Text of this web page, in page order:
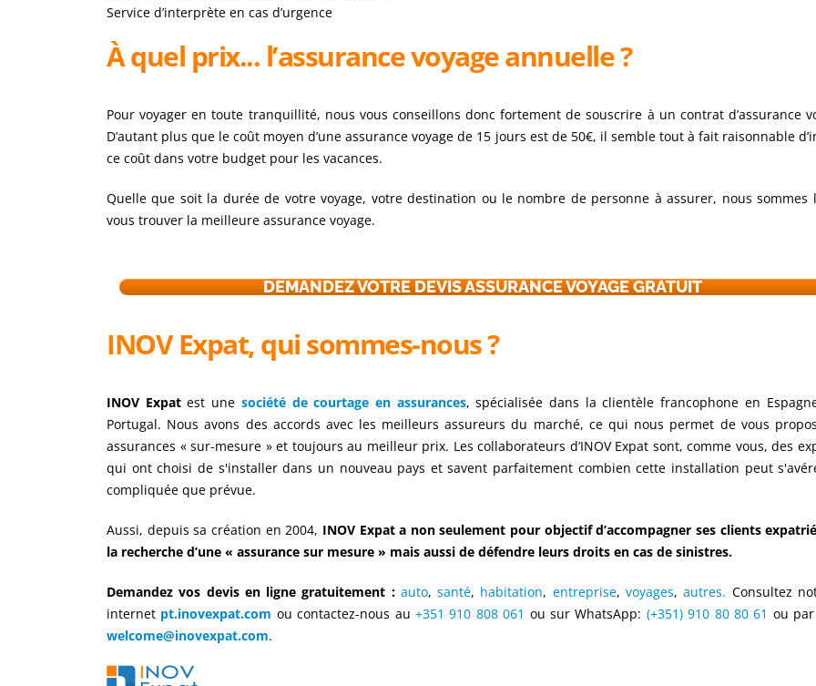
Service d’interprète en cas d’urgence
À quel prix... l’assurance voyage annuelle ?
Pour voyager en toute tranquillité, nous vous conseillons donc fortement de souscrire à un contrat d’assurance
D’autant plus que le coût moyen d’une assurance voyage de 15 jours est de 50€, il semble tout à fait raisonnable
ce coût dans votre budget pour les vacances.
Quelle que soit la durée de votre voyage, votre destination ou le nombre de personne à assurer, nous sommes
vous trouver la meilleure assurance voyage.
DEMANDEZ VOTRE DEVIS ASSURANCE VOYAGE GRATUIT
INOV Expat, qui sommes-nous ?
INOV Expatest une société de courtage en assurances, spécialisée dans la clientèle francophone en
Portugal. Nous avons des accords avec les meilleurs assureurs du marché, ce qui nous permet de vous
assurances « sur-mesure » et toujours au meilleur prix. Les collaborateurs d’INOV Expat sont, comme vous, des
qui ont choisi de s'installer dans un nouveau pays et savent parfaitement combien cette installation peut
compliquée que prévue.
Aussi, depuis sa création en 2004, INOV Expat a non seulement pour objectif d’accompagner ses clients
la recherche d’une « assurance sur mesure » mais aussi de défendre leurs droits en cas de sinistres.
Demandez vos devis en ligne gratuitement : auto,santé, habitation, entreprise,voyages,autres. Consultez
internet pt.inovexpat.com ou contactez-nous au+351 910 808 061 ou sur WhatsApp: (+351) 910 80 80 61 ou
welcome@inovexpat.com.